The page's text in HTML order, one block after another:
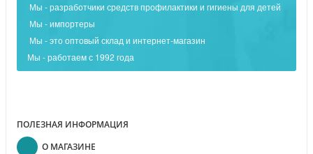
Мы - разработчики средств профилактики и гигиены для детей
Мы - импортеры
Мы - это оптовый склад и интернет-магазин
Мы - работаем с 1992 года
ПОЛЕЗНАЯ ИНФОРМАЦИЯ
О МАГАЗИНЕ